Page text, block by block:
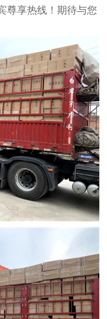
尊享热线！期待与您